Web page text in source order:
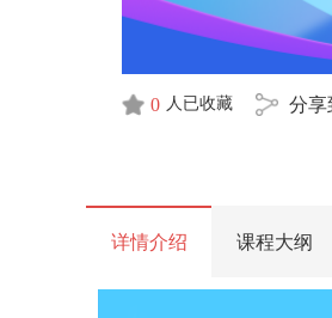
0 人已收藏 分享
详情介绍 课程大纲